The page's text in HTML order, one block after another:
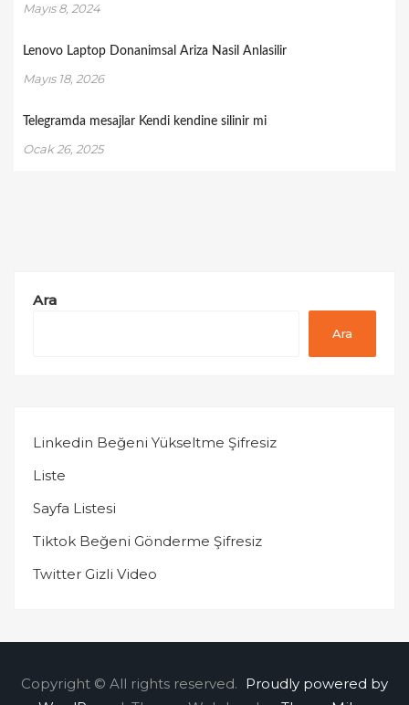
Mayıs 8, 2024
Lenovo Laptop Donanimsal Ariza Nasil Anlasilir
Mayıs 18, 2026
Telegramda mesajlar Kendi kendine silinir mi
Ocak 26, 2025
Ara
Ara
Linkedin Beğeni Yükseltme Şifresiz
Liste
Sayfa Listesi
Tiktok Beğeni Gönderme Şifresiz
Twitter Gizli Video
Copyright © All rights reserved. Proudly powered by